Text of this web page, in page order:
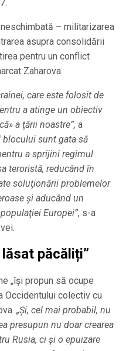
– militarizarea
asupra consolidării
pentru un conflict
Zaharova.
care este folosit de
a atinge un obiectiv
a ţării noastre”, a
blocului sunt gata să
a sprijini regimul
teroristă, reducând în
soluţionării problemelor
şi aducând un
Europei”, s-a
păcăliți”
„îşi propun să ocupe
Occidentului colectiv cu
„Şi, cel mai probabil, nu
presupun nu doar crearea
Rusia, ci şi o epuizare